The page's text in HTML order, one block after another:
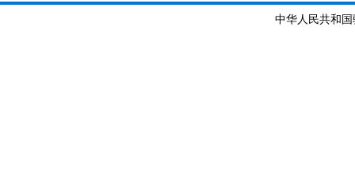
中华人民共和